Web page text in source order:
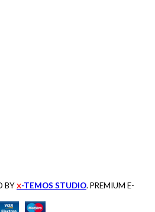
BY X-TEMOS STUDIO. PREMIUM E-